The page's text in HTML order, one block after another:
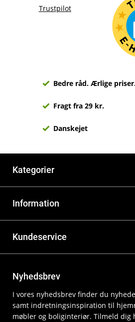
Trustpilot
Bedre råd. Ærlige
Fragt fra 29 kr.
Danskejet
Kategorier
Information
Kundeservice
Nyhedsbrev
I vores nyhedsbrev finder du
samt indretningsinspiration til
møbler og boliginteriør. Tilmeld dig